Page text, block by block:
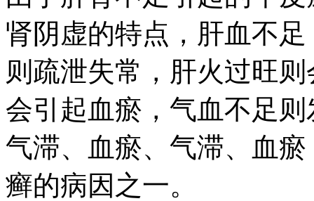
肾阴虚的特点，肝血不
则疏泄失常，肝火过旺
会引起血瘀，气血不足
气滞、血瘀、气滞、血
癣的病因之一。